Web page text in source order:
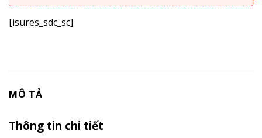
[isures_sdc_sc]
MÔ TẢ
Thông tin chi tiết